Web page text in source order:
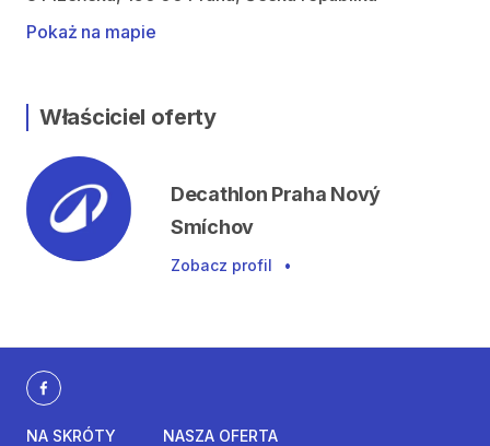
Pokaż na mapie
Właściciel oferty
Decathlon Praha Nový
Smíchov
Zobacz profil •
NA SKRÓTY
NASZA OFERTA